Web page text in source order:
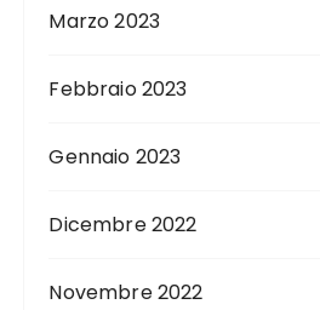
Marzo 2023
Febbraio 2023
Gennaio 2023
Dicembre 2022
Novembre 2022